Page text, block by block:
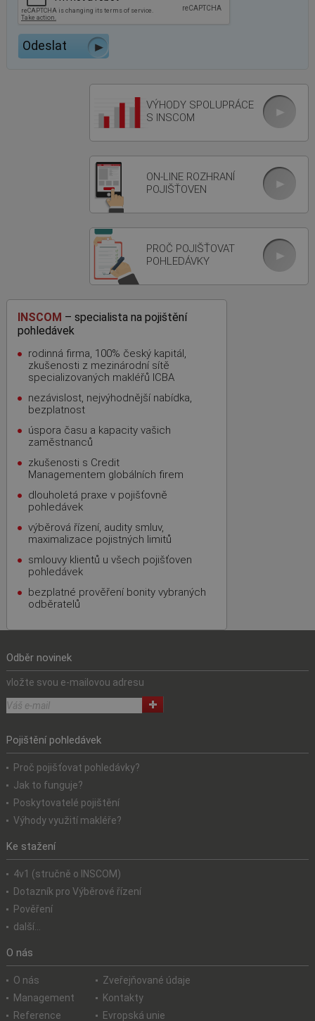
VÝHODY SPOLUPRÁCE
S INSCOM
ON-LINE ROZHRANÍ
POJIŠŤOVEN
PROČ POJIŠŤOVAT
POHLEDÁVKY
INSCOM – specialista na pojištění
pohledávek
rodinná firma, 100% český kapitál,
zkušenosti z mezinárodní sítě
specializovaných makléřů ICBA
nezávislost, nejvýhodnější nabídka,
bezplatnost
úspora času a kapacity vašich
zaměstnanců
zkušenosti s Credit
Managementem globálních firem
dlouholetá praxe v pojišťovně
pohledávek
výběrová řízení, audity smluv,
maximalizace pojistných limitů
smlouvy klientů u všech pojišťoven
pohledávek
bezplatné prověření bonity vybraných
odběratelů
Odběr novinek
vložte svou e-mailovou adresu
Pojištění pohledávek
Proč pojišťovat pohledávky?
Jak to funguje?
Poskytovatelé pojištění
Výhody využití makléře?
Ke stažení
4v1 (stručně o INSCOM)
Dotazník pro Výběrové řízení
Pověření
další...
O nás
O nás
Management
Reference
Zveřejňované údaje
Kontakty
Evropská unie